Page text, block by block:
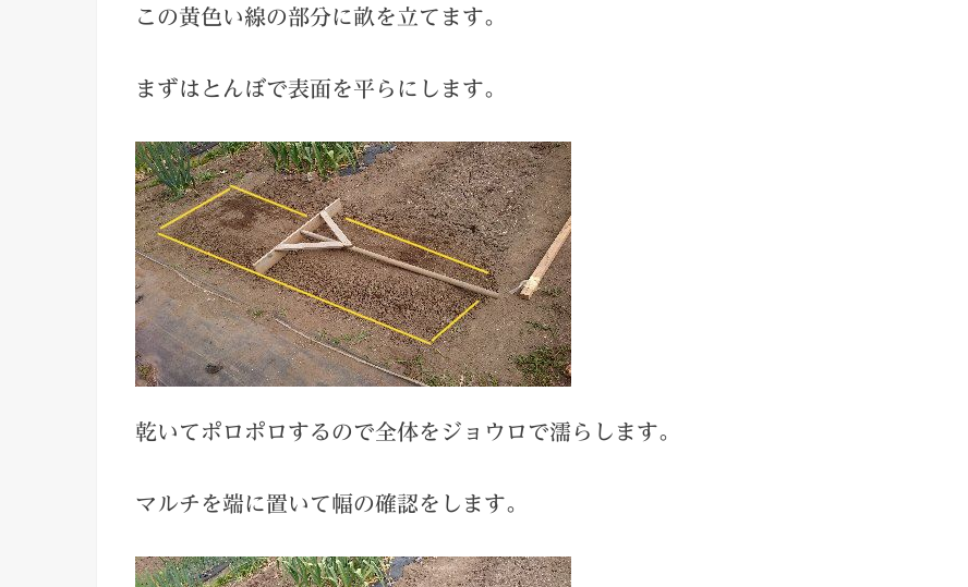
この黄色い線の部分に畝を立てます。
まずはとんぼで表面を平らにします。
乾いてポロポロするので全体をジョウロで濡らします。
マルチを端に置いて幅の確認をします。